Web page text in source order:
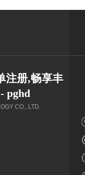
注册,畅享丰
pghd
CO., LTD.
-